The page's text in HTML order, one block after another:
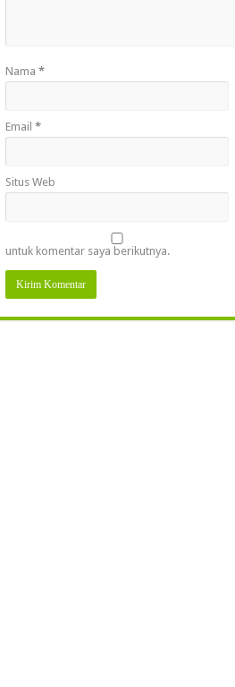
Nama *
Email *
Situs Web
untuk komentar saya berikutnya.